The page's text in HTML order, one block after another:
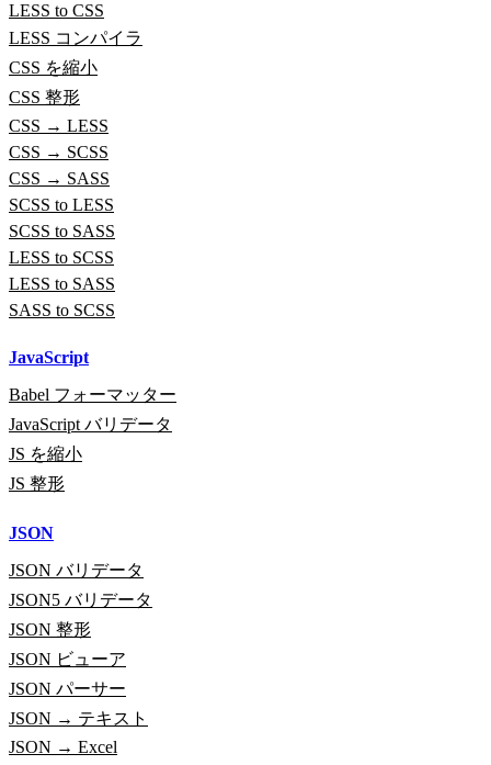
LESS to CSS
LESS コンパイラ
CSS を縮小
CSS 整形
CSS → LESS
CSS → SCSS
CSS → SASS
SCSS to LESS
SCSS to SASS
LESS to SCSS
LESS to SASS
SASS to SCSS
JavaScript
Babel フォーマッター
JavaScript バリデータ
JS を縮小
JS 整形
JSON
JSON バリデータ
JSON5 バリデータ
JSON 整形
JSON ビューア
JSON パーサー
JSON → テキスト
JSON → Excel